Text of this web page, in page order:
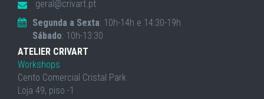
geral@crivart.pt
Segunda a Sexta: 10h-14h e 14:30-19h
Sábado: 10h-13:30
ATELIER CRIVART
Workshops
Cento Comercial Cristal Park
Loja 49, piso -1